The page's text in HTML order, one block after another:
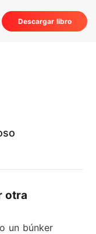
Descargar libro
otra
un búnker